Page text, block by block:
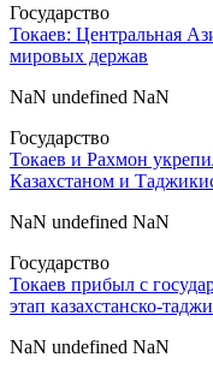
Государство
Токаев: Центральная
мировых держав
NaN undefined NaN
Государство
Токаев и Рахмон
Казахстаном и
NaN undefined NaN
Государство
Токаев прибыл с
этап казахстанско-
NaN undefined NaN